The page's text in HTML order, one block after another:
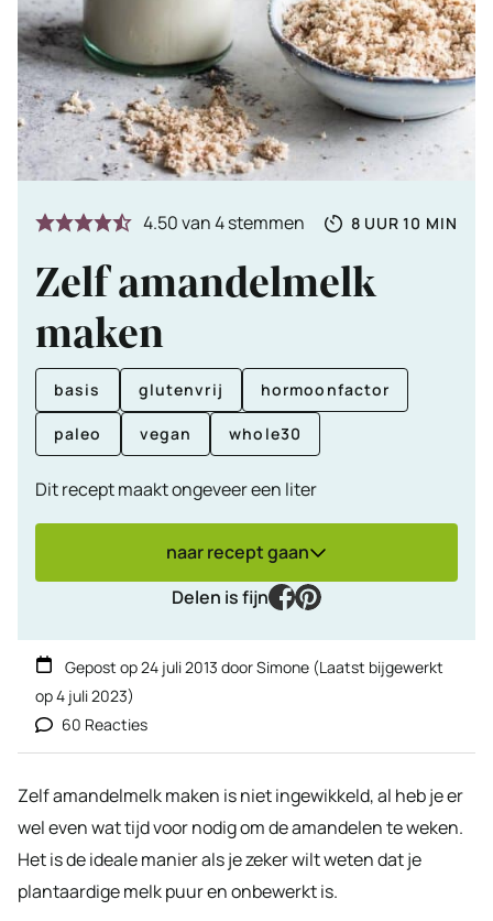
4.50van4stemmen
Totale
8 UUR
UUR 10 MIN
Zelf amandelmelk
maken
basis glutenvrij hormoonfactor
paleo vegan whole30
Dit recept maakt ongeveer een liter
naar recept gaan
Delen is fijn
facebook
pinterest
Gepost op24 juli 2013 doorSimone (Laatst bijgewerkt
op4 juli 2023)
60 Reacties
Zelf amandelmelk maken is niet ingewikkeld, al heb je er
wel even wat tijd voor nodig om de amandelen te weken.
Het is de ideale manier als je zeker wilt weten dat je
plantaardige melk puur en onbewerkt is.